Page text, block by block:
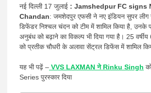
नई दिल्ली 17 जुलाई : Jamshedpur FC signs
Chandan: जमशेदपुर एफसी ने नए इंडियन सुपर
डिफेंडर निश्चल चंदन को टीम में शामिल किया है, उनके
अनुबंध को बढ़ाने का विकल्प भी दिया गया है। 25
को प्रतीक चौधरी के अलावा सेंट्रल डिफेंस में शामिल
यह भी पढ़ें – VVS LAXMAN ने Rinku Singh
Series पुरस्कार दिया